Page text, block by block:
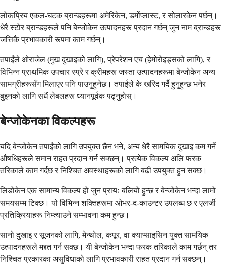
लोकप्रिय एकल-घटक ब्रान्डहरूमा अमेरिकेन, डर्मोप्लास्ट, र सोलारकेन पर्छन्।
धेरै स्टोर ब्रान्डहरूले पनि बेन्जोकेन उत्पादनहरू प्रदान गर्छन् जुन नाम ब्रान्डहरू
जत्तिकै प्रभावकारी रूपमा काम गर्छन्।
तपाईंले ओराजेल (मुख दुखाइको लागि), प्रेपरेशन एच (हेमोरोइड्सको लागि), र
विभिन्न प्राथमिक उपचार स्प्रे र क्रीमहरू जस्ता उत्पादनहरूमा बेन्जोकेन अन्य
सामग्रीहरूसँग मिलाएर पनि पाउनुहुनेछ। तपाईंले के खरिद गर्दै हुनुहुन्छ भनेर
बुझ्नको लागि सधैं लेबलहरू ध्यानपूर्वक पढ्नुहोस्।
बेन्जोकेनका विकल्पहरू
यदि बेन्जोकेन तपाईंको लागि उपयुक्त छैन भने, अन्य धेरै सामयिक दुखाइ कम गर्ने
औषधिहरूले समान राहत प्रदान गर्न सक्छन्। प्रत्येक विकल्प अलि फरक
तरिकाले काम गर्दछ र निश्चित अवस्थाहरूको लागि बढी उपयुक्त हुन सक्छ।
लिडोकेन एक सामान्य विकल्प हो जुन प्रायः बलियो हुन्छ र बेन्जोकेन भन्दा लामो
समयसम्म टिक्छ। यो विभिन्न शक्तिहरूमा ओभर-द-काउन्टर उपलब्ध छ र एलर्जी
प्रतिक्रियाहरू निम्त्याउने सम्भावना कम हुन्छ।
सानो दुखाइ र सूजनको लागि, मेन्थोल, कपूर, वा क्याप्साइसिन युक्त सामयिक
उत्पादनहरूले मद्दत गर्न सक्छ। यी बेन्जोकेन भन्दा फरक तरिकाले काम गर्छन् तर
निश्चित प्रकारका असुविधाको लागि प्रभावकारी राहत प्रदान गर्न सक्छन्।